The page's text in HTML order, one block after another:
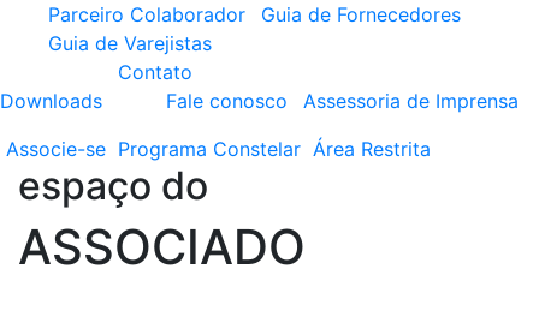
Parceiro Colaborador
Guia de Fornecedores
Guia de Varejistas
Downloads
Contato
Fale conosco
Assessoria de Imprensa
Associe-se Programa Constelar Área Restrita
espaço do
ASSOCIADO